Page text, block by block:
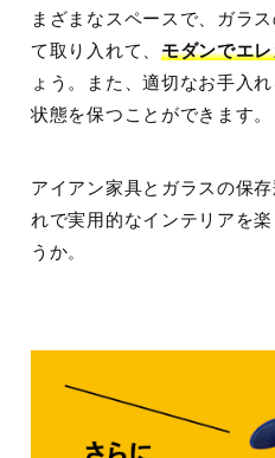
まざまなスペースで、ガラ
て取り入れて、 モダンでエ
ょう。また、適切なお手入
状態を保つことができます。
アイアン家具とガラスの保
れで実用的なインテリアを
うか。